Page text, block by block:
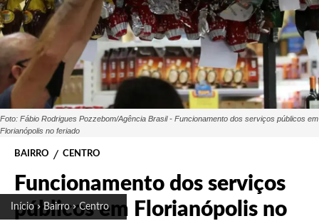
Início Bairro Centro
Foto: Fábio Rodrigues Pozzebom/Agência Brasil - Funcionamento dos serviços públicos em
Florianópolis no feriado
BAIRRO CENTRO
Funcionamento dos serviços
públicos em Florianópolis no